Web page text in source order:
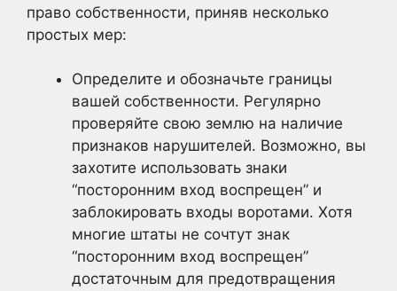
право собственности, приняв несколько
простых мер:
Определите и обозначьте границы
вашей собственности. Регулярно
проверяйте свою землю на наличие
признаков нарушителей. Возможно, вы
захотите использовать знаки
“посторонним вход воспрещен” и
заблокировать входы воротами. Хотя
многие штаты не сочтут знак
“посторонним вход воспрещен”
достаточным для предотвращения